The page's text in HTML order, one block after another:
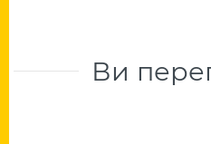
Ви